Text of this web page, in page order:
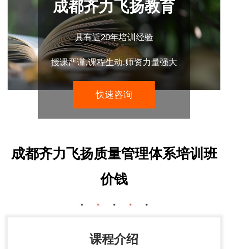
成都齐力飞扬教育
具有近20年培训经验
授课严谨,课程生动,师资力量强大
快速咨询
成都齐力飞扬质量管理体系培训班
价钱
课程介绍